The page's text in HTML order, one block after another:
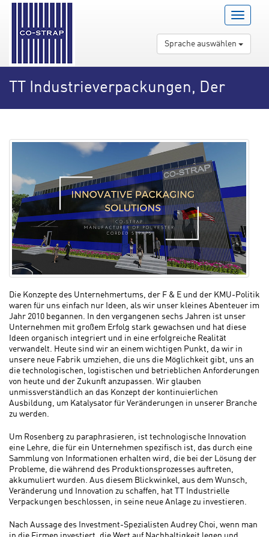
Menu
Open/
Sprache auswählen
TT Industrieverpackungen, Der
Produkte
Die Konzepte des Unternehmertums, der F & E und der KMU-Politik
waren für uns einfach nur Ideen, als wir unser kleines Abenteuer im
Jahr 2010 begannen. In den vergangenen sechs Jahren ist unser
Unternehmen mit großem Erfolg stark gewachsen und hat diese
Ideen organisch integriert und in eine erfolgreiche Realität
verwandelt. Heute sind wir an einem wichtigen Punkt, da wir in
unsere neue Fabrik umziehen, die uns die Möglichkeit gibt, uns an
die technologischen, logistischen und betrieblichen Anforderungen
von heute und der Zukunft anzupassen. Wir glauben
unmissverständlich an das Konzept der kontinuierlichen
Ausbildung, um Katalysator für Veränderungen in unserer Branche
zu werden.
Um Rosenberg zu paraphrasieren, ist technologische Innovation
eine Lehre, die für ein Unternehmen spezifisch ist, das durch eine
Sammlung von Informationen erhalten wird, die bei der Lösung der
Probleme, die während des Produktionsprozesses auftreten,
akkumuliert wurden. Aus diesem Blickwinkel, aus dem Wunsch,
Veränderung und Innovation zu schaffen, hat TT Industrielle
Verpackungen beschlossen, in seine neue Anlage zu investieren.
Nach Aussage des Investment-Spezialisten Audrey Choi, wenn man